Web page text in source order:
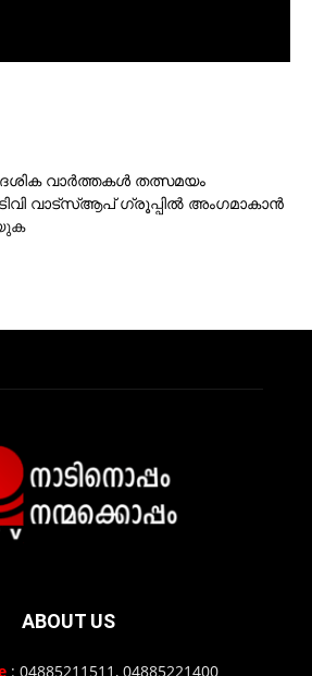
വാര്‍ത്തകള്‍ തത്സമയം
വാട്‌സ്ആപ് ഗ്രൂപ്പില്‍ അംഗമാകാന്‍
ABOUT US
: 04885211511, 04885221400